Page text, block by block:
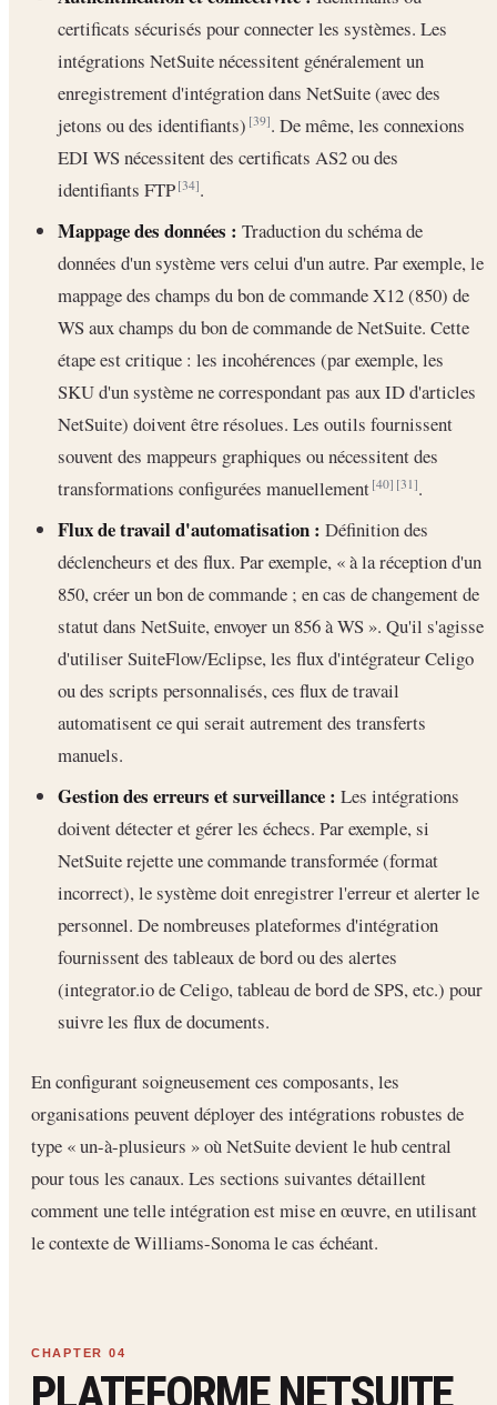
certificats sécurisés pour connecter les systèmes. Les
intégrations NetSuite nécessitent généralement un
enregistrement d'intégration dans NetSuite (avec des
jetons ou des identifiants)[39]. De même, les connexions
EDI WS nécessitent des certificats AS2 ou des
identifiants FTP[34].
Mappage des données : Traduction du schéma de
données d'un système vers celui d'un autre. Par exemple, le
mappage des champs du bon de commande X12 (850) de
WS aux champs du bon de commande de NetSuite. Cette
étape est critique : les incohérences (par exemple, les
SKU d'un système ne correspondant pas aux ID d'articles
NetSuite) doivent être résolues. Les outils fournissent
souvent des mappeurs graphiques ou nécessitent des
transformations configurées manuellement[40] [31].
Flux de travail d'automatisation : Définition des
déclencheurs et des flux. Par exemple, « à la réception d'un
850, créer un bon de commande ; en cas de changement de
statut dans NetSuite, envoyer un 856 à WS ». Qu'il s'agisse
d'utiliser SuiteFlow/Eclipse, les flux d'intégrateur Celigo
ou des scripts personnalisés, ces flux de travail
automatisent ce qui serait autrement des transferts
manuels.
Gestion des erreurs et surveillance : Les intégrations
doivent détecter et gérer les échecs. Par exemple, si
NetSuite rejette une commande transformée (format
incorrect), le système doit enregistrer l'erreur et alerter le
personnel. De nombreuses plateformes d'intégration
fournissent des tableaux de bord ou des alertes
(integrator.io de Celigo, tableau de bord de SPS, etc.) pour
suivre les flux de documents.
En configurant soigneusement ces composants, les
organisations peuvent déployer des intégrations robustes de
type « un-à-plusieurs » où NetSuite devient le hub central
pour tous les canaux. Les sections suivantes détaillent
comment une telle intégration est mise en œuvre, en utilisant
le contexte de Williams-Sonoma le cas échéant.
PLATEFORME NETSUITE